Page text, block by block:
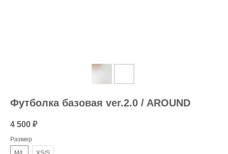
Футболка базовая ver.2.0 / AROUND
4 500 ₽
Размер